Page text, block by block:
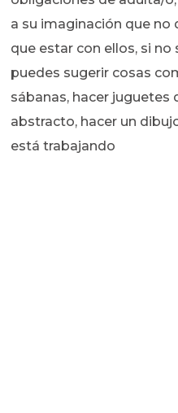
a su imaginación que
que estar con ellos, si no
puedes sugerir cosas
sábanas, hacer juguetes
abstracto, hacer un
está trabajando